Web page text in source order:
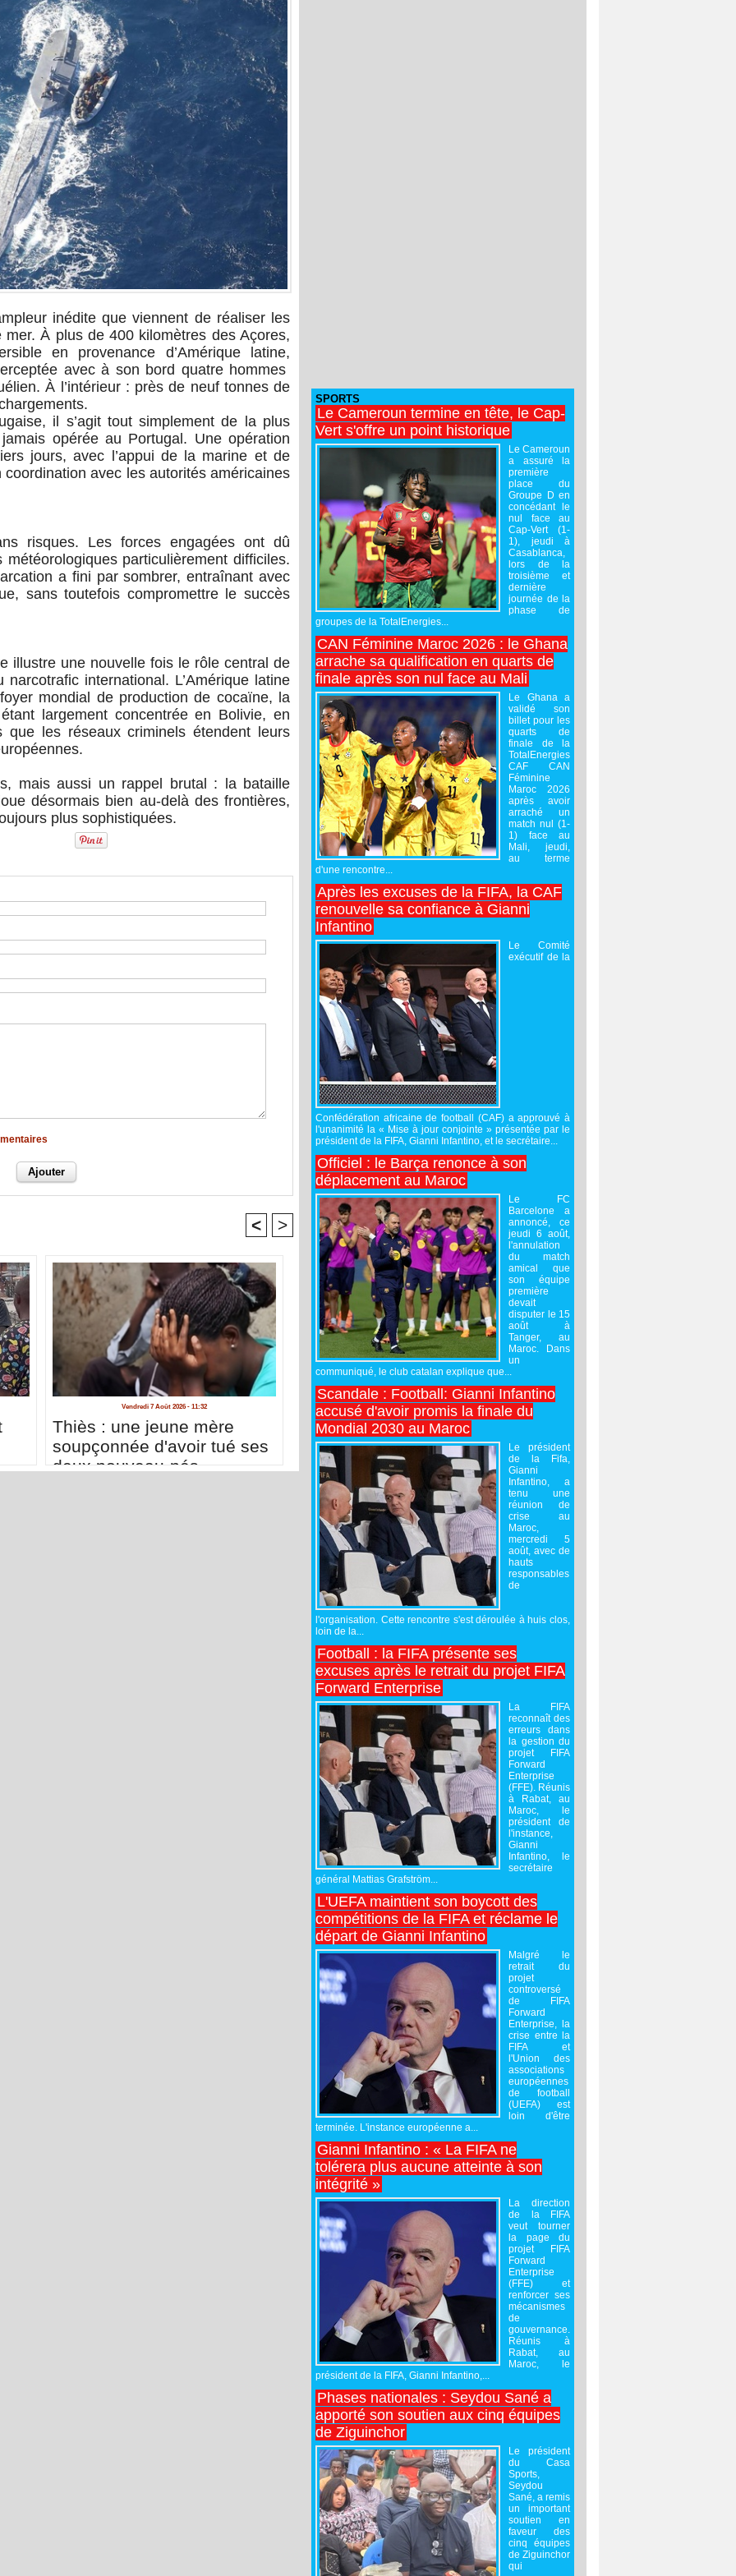
inédite que viennent de réaliser les
À plus de 400 kilomètres des Açores,
en provenance d’Amérique latine,
avec à son bord quatre hommes
À l’intérieur : près de neuf tonnes de
il s’agit tout simplement de la plus
opérée au Portugal. Une opération
jours, avec l’appui de la marine et de
coordination avec les autorités américaines
risques. Les forces engagées ont dû
particulièrement difficiles.
a fini par sombrer, entraînant avec
sans toutefois compromettre le succès
illustre une nouvelle fois le rôle central de
international. L’Amérique latine
mondial de production de cocaïne, la
largement concentrée en Bolivie, en
que les réseaux criminels étendent leurs
mais aussi un rappel brutal : la bataille
désormais bien au-delà des frontières,
plus sophistiquées.
< >
Vendredi 7 Août 2026 - 11:32
Thiès : une jeune mère
soupçonnée d'avoir tué ses
deux nouveau-nés
SPORTS
Le Cameroun termine en tête, le Cap-
Vert s'offre un point historique
Le Cameroun
a assuré la
première
place du
Groupe D en
concédant le
nul face au
Cap-Vert (1-
1), jeudi à
Casablanca,
lors de la
troisième et
dernière
journée de la
phase de
groupes de la TotalEnergies...
CAN Féminine Maroc 2026 : le Ghana
arrache sa qualification en quarts de
finale après son nul face au Mali
Le Ghana a
validé son
billet pour les
quarts de
finale de la
TotalEnergies
CAF CAN
Féminine
Maroc 2026
après avoir
arraché un
match nul (1-
1) face au
Mali, jeudi,
au terme
d'une rencontre...
Après les excuses de la FIFA, la CAF
renouvelle sa confiance à Gianni
Infantino
Le Comité
exécutif de la
Confédération africaine de football (CAF) a approuvé à
l'unanimité la « Mise à jour conjointe » présentée par le
président de la FIFA, Gianni Infantino, et le secrétaire...
Officiel : le Barça renonce à son
déplacement au Maroc
Le FC
Barcelone a
annoncé, ce
jeudi 6 août,
l'annulation
du match
amical que
son équipe
première
devait
disputer le 15
août à
Tanger, au
Maroc. Dans
un
communiqué, le club catalan explique que...
Scandale : Football: Gianni Infantino
accusé d'avoir promis la finale du
Mondial 2030 au Maroc
Le président
de la Fifa,
Gianni
Infantino, a
tenu une
réunion de
crise au
Maroc,
mercredi 5
août, avec de
hauts
responsables
de
l'organisation. Cette rencontre s'est déroulée à huis clos,
loin de la...
Football : la FIFA présente ses
excuses après le retrait du projet FIFA
Forward Enterprise
La FIFA
reconnaît des
erreurs dans
la gestion du
projet FIFA
Forward
Enterprise
(FFE). Réunis
à Rabat, au
Maroc, le
président de
l'instance,
Gianni
Infantino, le
secrétaire
général Mattias Grafström...
L'UEFA maintient son boycott des
compétitions de la FIFA et réclame le
départ de Gianni Infantino
Malgré le
retrait du
projet
controversé
de FIFA
Forward
Enterprise, la
crise entre la
FIFA et
l'Union des
associations
européennes
de football
(UEFA) est
loin d'être
terminée. L'instance européenne a...
Gianni Infantino : « La FIFA ne
tolérera plus aucune atteinte à son
intégrité »
La direction
de la FIFA
veut tourner
la page du
projet FIFA
Forward
Enterprise
(FFE) et
renforcer ses
mécanismes
de
gouvernance.
Réunis à
Rabat, au
Maroc, le
président de la FIFA, Gianni Infantino,...
Phases nationales : Seydou Sané a
apporté son soutien aux cinq équipes
de Ziguinchor
Le président
du Casa
Sports,
Seydou
Sané, a remis
un important
soutien en
faveur des
cinq équipes
de Ziguinchor
qui